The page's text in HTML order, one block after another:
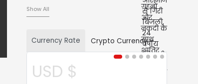
Show All
Currency Rate Crypto Currency
CAD $